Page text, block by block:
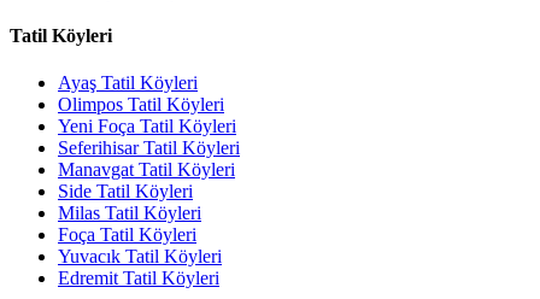
Tatil Köyleri
Ayaş Tatil Köyleri
Olimpos Tatil Köyleri
Yeni Foça Tatil Köyleri
Seferihisar Tatil Köyleri
Manavgat Tatil Köyleri
Side Tatil Köyleri
Milas Tatil Köyleri
Foça Tatil Köyleri
Yuvacık Tatil Köyleri
Edremit Tatil Köyleri